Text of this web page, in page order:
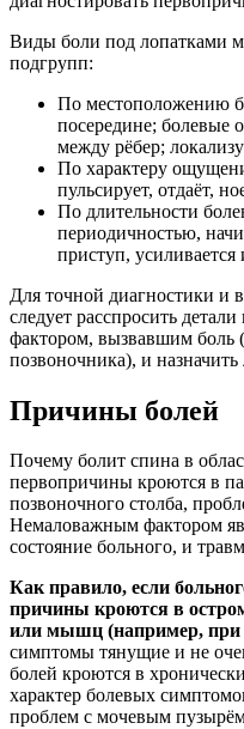
Виды боли под лопатками
подгрупп:
По местоположению
посередине; болевые
между рёбер;
По характеру
пульсирует, отдаёт,
По длительности
периодичностью,
приступ,
Для точной диагностики и
следует расспросить
фактором, вызвавшим боль
позвоночника), и назначить
Причины болей
Почему болит спина в
первопричины кроются в
позвоночного столба,
Немаловажным фактором
состояние больного, и
Как правило, если
причины кроются в
или мышц (например, при
симптомы тянущие и не
болей кроются в
характер болевых
проблем с мочевым